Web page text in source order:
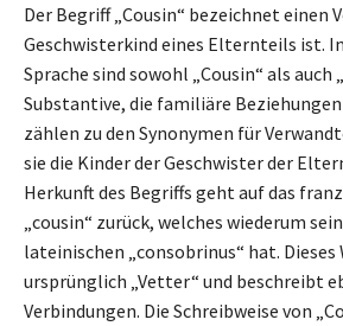
Der Begriff „Cousin“ bezeichnet einen
Geschwisterkind eines Elternteils ist.
Sprache sind sowohl „Cousin“ als auch
Substantive, die familiäre Beziehungen
zählen zu den Synonymen für
sie die Kinder der Geschwister der
Herkunft des Begriffs geht auf das
„cousin“ zurück, welches wiederum
lateinischen „consobrinus“ hat.
ursprünglich „Vetter“ und beschreibt
Verbindungen. Die Schreibweise von